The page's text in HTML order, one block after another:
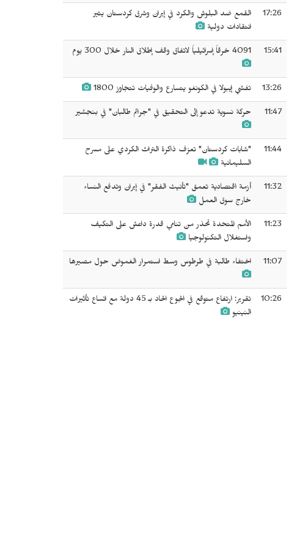
17:26
القمع ضد البلوش والكرد في إيران وشرق كردستان يثير
انتقادات دولية
15:41 4091 خرقاً إسرائيلياً لاتفاق وقف إطلاق النار خلال 300 يوم
13:26 تفشي إيبولا في الكونغو يتسارع والوفيات تتجاوز 1800
11:47 حركة نسوية تدعو إلى التحقيق في "جرائم طالبان" في بنجشير
11:44
"شابات كردستان" تعزف ذاكرة التراث الكردي على مسرح
السليمانية
11:32
أزمة اقتصادية تعمق "تأنيث الفقر" في إيران وتدفع النساء
خارج سوق العمل
11:23
الأمم المتحدة تحذر من تنامي قدرة داعش على التكيف
واستغلال التكنولوجيا
11:07 اختفاء طالبة في طرطوس وسط استمرار الغموض حول مصيرها
10:26
تقرير: ارتفاع متوقع في الجوع الحاد بـ 45 دولة مع اتساع تأثيرات
النينيو